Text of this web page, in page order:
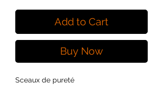
Add to Cart
Buy Now
Sceaux de pureté